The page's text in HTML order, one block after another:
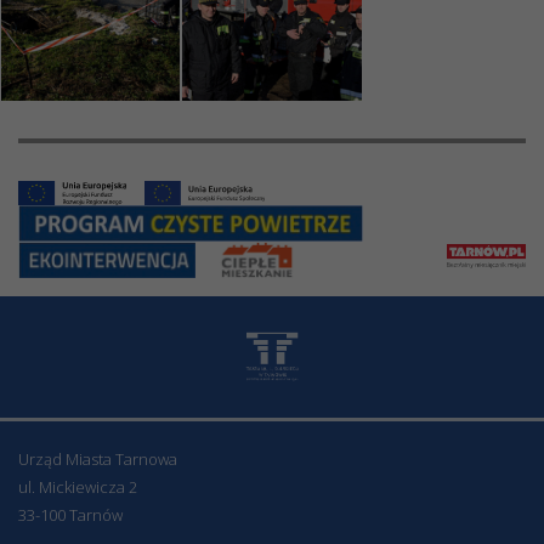
Urząd Miasta Tarnowa
ul. Mickiewicza 2
33-100 Tarnów